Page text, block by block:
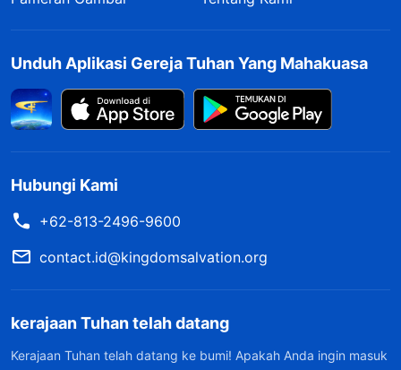
Unduh Aplikasi Gereja Tuhan Yang Mahakuasa
Hubungi Kami
+62-813-2496-9600
contact.id@kingdomsalvation.org
kerajaan Tuhan telah datang
Kerajaan Tuhan telah datang ke bumi! Apakah Anda ingin masuk